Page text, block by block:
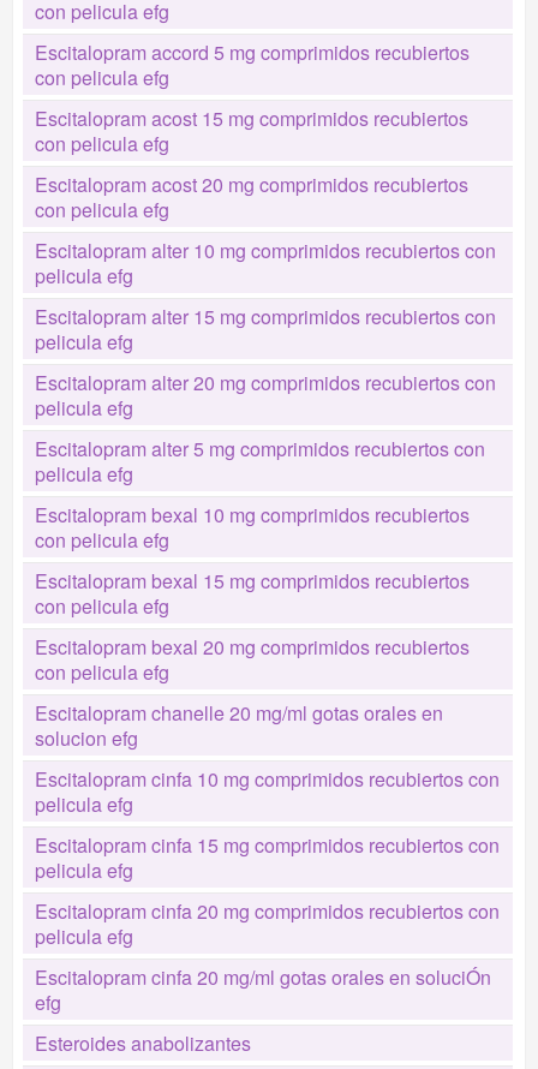
con pelicula efg
Escitalopram accord 5 mg comprimidos recubiertos
con pelicula efg
Escitalopram acost 15 mg comprimidos recubiertos
con pelicula efg
Escitalopram acost 20 mg comprimidos recubiertos
con pelicula efg
Escitalopram alter 10 mg comprimidos recubiertos con
pelicula efg
Escitalopram alter 15 mg comprimidos recubiertos con
pelicula efg
Escitalopram alter 20 mg comprimidos recubiertos con
pelicula efg
Escitalopram alter 5 mg comprimidos recubiertos con
pelicula efg
Escitalopram bexal 10 mg comprimidos recubiertos
con pelicula efg
Escitalopram bexal 15 mg comprimidos recubiertos
con pelicula efg
Escitalopram bexal 20 mg comprimidos recubiertos
con pelicula efg
Escitalopram chanelle 20 mg/ml gotas orales en
solucion efg
Escitalopram cinfa 10 mg comprimidos recubiertos con
pelicula efg
Escitalopram cinfa 15 mg comprimidos recubiertos con
pelicula efg
Escitalopram cinfa 20 mg comprimidos recubiertos con
pelicula efg
Escitalopram cinfa 20 mg/ml gotas orales en soluciÓn
efg
Esteroides anabolizantes